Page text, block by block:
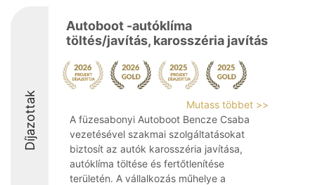
Díjazottak
Autoboot -autóklíma
töltés/javítás, karosszéria javítás
Mutass többet >>
A füzesabonyi Autoboot Bencze Csaba
vezetésével szakmai szolgáltatásokat
biztosít az autók karosszéria javítása,
autóklíma töltése és fertőtlenítése
területén. A vállalkozás műhelye a